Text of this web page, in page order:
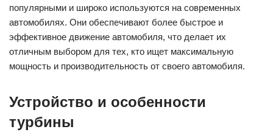
популярными и широко используются на современных
автомобилях. Они обеспечивают более быстрое и
эффективное движение автомобиля, что делает их
отличным выбором для тех, кто ищет максимальную
мощность и производительность от своего автомобиля.
Устройство и особенности
турбины